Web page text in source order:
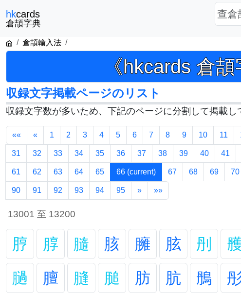
hkcards
倉頡字典
倉頡輸入法
《hkcards 倉
収録文字掲載ページのリスト
収録文字数が多いため、下記のページに分割して掲載し
«« « 1 2 3 4 5 6 7 8 9 10 11
31 32 33 34 35 36 37 38 39 40 41
61 62 63 64 65 66 (current) 67 68 69 70
90 91 92 93 94 95 » »»
13001 至 13200
脝 朜 膸 胲 臃 胘 刐 雘
膼
膻 膖 膇 肪 肮 鴅